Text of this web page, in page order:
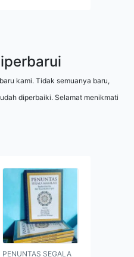
kami. Tidak semuanya baru,
diperbaiki. Selamat menikmati
PENUNTAS SEGALA